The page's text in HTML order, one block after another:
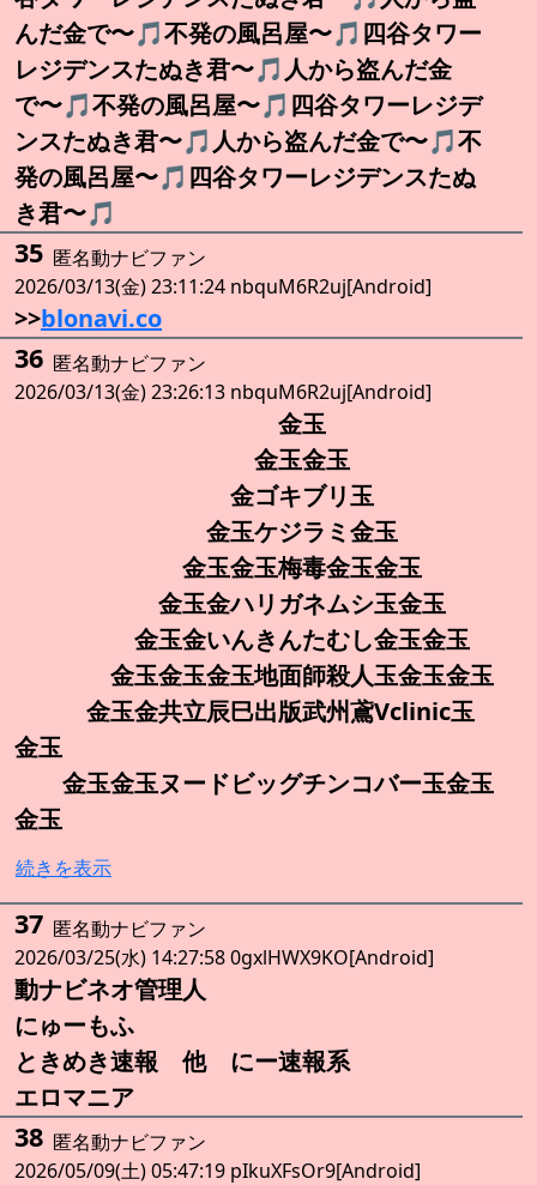
んだ金で〜🎵不発の風呂屋〜🎵四谷タワー
レジデンスたぬき君〜🎵人から盗んだ金
で〜🎵不発の風呂屋〜🎵四谷タワーレジデ
ンスたぬき君〜🎵人から盗んだ金で〜🎵不
発の風呂屋〜🎵四谷タワーレジデンスたぬ
き君〜🎵
35 匿名動ナビファン
2026/03/13(金) 23:11:24 nbquM6R2uj[Android]
>>blonavi.co
36 匿名動ナビファン
2026/03/13(金) 23:26:13 nbquM6R2uj[Android]
金玉
金玉金玉
金ゴキブリ玉
金玉ケジラミ金玉
金玉金玉梅毒金玉金玉
金玉金ハリガネムシ玉金玉
金玉金いんきんたむし金玉金玉
金玉金玉金玉地面師殺人玉金玉金玉
金玉金共立辰巳出版武州鳶Vclinic玉
金玉
金玉金玉ヌードビッグチンコバー玉金玉
金玉
続きを表示
37 匿名動ナビファン
2026/03/25(水) 14:27:58 0gxlHWX9KO[Android]
動ナビネオ管理人
にゅーもふ
ときめき速報 他 にー速報系
エロマニア
38 匿名動ナビファン
2026/05/09(土) 05:47:19 pIkuXFsOr9[Android]